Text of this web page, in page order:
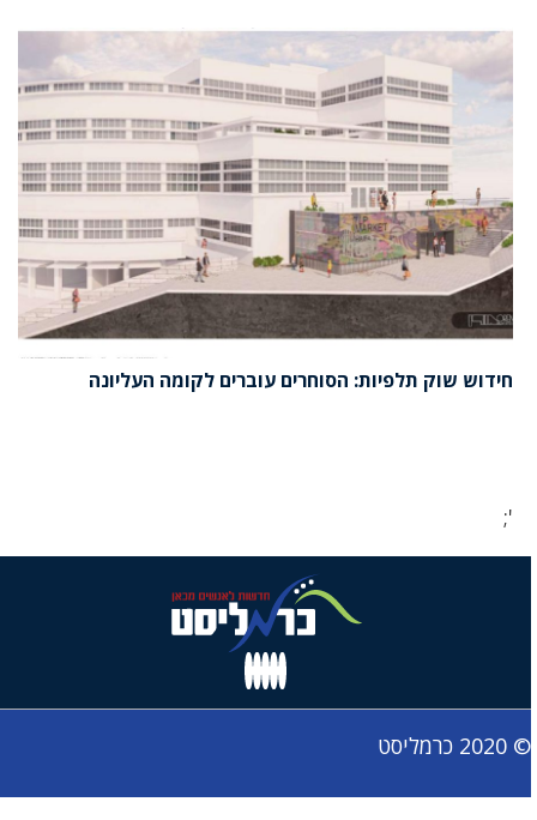
חידוש שוק תלפיות: הסוחרים עוברים לקומה העליונה
';
© 2020 כרמליסט